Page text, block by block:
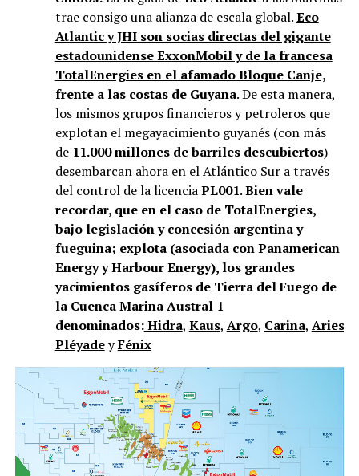
trae consigo una alianza de escala global.Eco
Atlantic y JHI son socias directas del gigante
estadounidense ExxonMobil y de la francesa
TotalEnergies en el afamado Bloque Canje,
frente a las costas de Guyana. De esta manera,
los mismos grupos financieros y petroleros que
explotan el megayacimiento guyanés (con más
de 11.000 millones de barriles descubiertos)
desembarcan ahora en el Atlántico Sur a través
del control de la licenciaPL001.Bien vale
recordar, que en el caso de TotalEnergies,
bajo legislación y concesión argentina y
fueguina; explota (asociada con Panamerican
Energy y Harbour Energy), los grandes
yacimientos gasíferos de Tierra del Fuego de
la Cuenca Marina Austral 1
denominados:Hidra, Kaus, Argo, Carina, Aries
PléyadeyFénix